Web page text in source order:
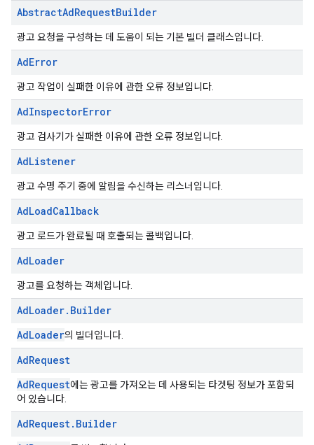
AbstractAdRequestBuilder
광고 요청을 구성하는 데 도움이 되는 기본 빌더 클래스입니다.
AdError
광고 작업이 실패한 이유에 관한 오류 정보입니다.
AdInspectorError
광고 검사기가 실패한 이유에 관한 오류 정보입니다.
AdListener
광고 수명 주기 중에 알림을 수신하는 리스너입니다.
AdLoadCallback
광고 로드가 완료될 때 호출되는 콜백입니다.
AdLoader
광고를 요청하는 객체입니다.
AdLoader. Builder
AdLoader의 빌더입니다.
AdRequest
AdRequest에는 광고를 가져오는 데 사용되는 타겟팅 정보가 포함되
어 있습니다.
AdRequest. Builder